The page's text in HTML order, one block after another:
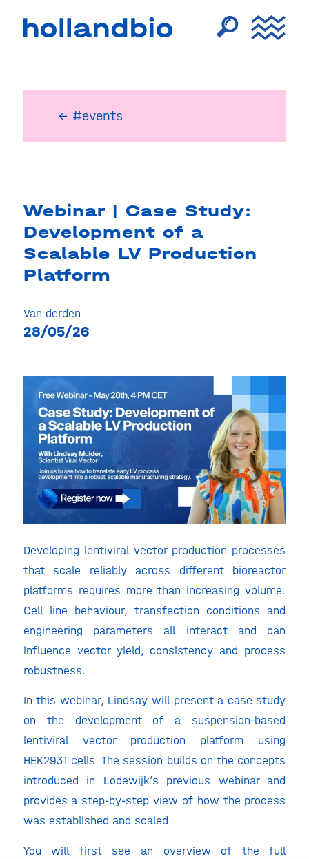
← #events
Webinar | Case Study:
Development of a
Scalable LV Production
Platform
Van derden
28/05/26
Developing lentiviral vector production processes
that scale reliably across different bioreactor
platforms requires more than increasing volume.
Cell line behaviour, transfection conditions and
engineering parameters all interact and can
influence vector yield, consistency and process
robustness.
In this webinar, Lindsay will present a case study
on the development of a suspension-based
lentiviral vector production platform using
HEK293T cells. The session builds on the concepts
introduced in Lodewijk’s previous webinar and
provides a step-by-step view of how the process
was established and scaled.
You will first see an overview of the full